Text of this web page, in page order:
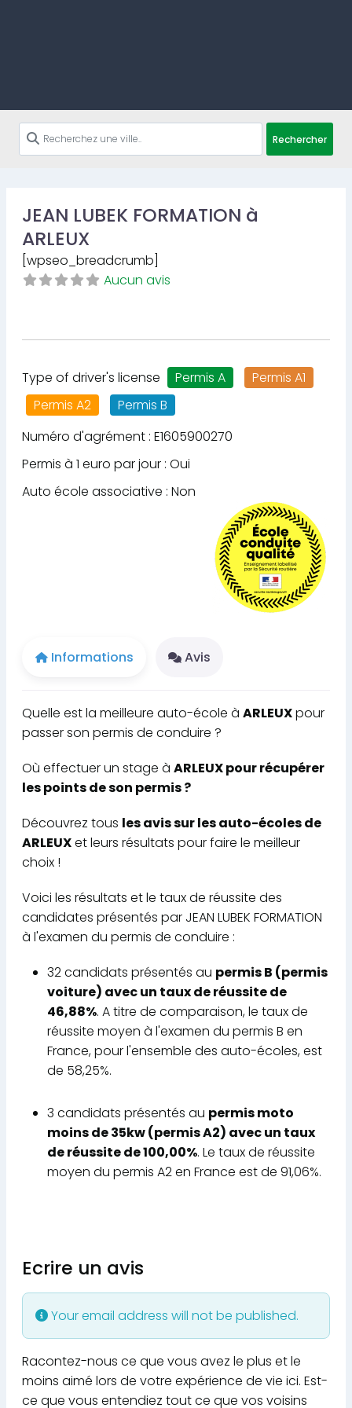
Rechercher
JEAN LUBEK FORMATION à
ARLEUX
[wpseo_breadcrumb]
Aucun avis
Type of driver's license Permis A
Permis A1
Permis A2
Permis B
Numéro d'agrément : E1605900270
Permis à 1 euro par jour : Oui
Auto école associative : Non
Informations Avis
Quelle est la meilleure auto-école à ARLEUXpour
passer son permis de conduire ?
Où effectuer un stage à ARLEUX pour récupérer
les points de son permis ?
Découvrez tous les avis sur les auto-écoles de
ARLEUXet leurs résultats pour faire le meilleur
choix !
Voici les résultats et le taux de réussite des
candidates présentés par JEAN LUBEK FORMATION
à l'examen du permis de conduire :
32 candidats présentés au permis B (permis
voiture) avec un taux de réussite de
46,88%. A titre de comparaison, le taux de
réussite moyen à l'examen du permis B en
France, pour l'ensemble des auto-écoles, est
de 58,25%.
3 candidats présentés au permis moto
moins de 35kw (permis A2) avec un taux
de réussite de 100,00%. Le taux de réussite
moyen du permis A2 en France est de 91,06%.
Ecrire un avis
Your email address will not be published.
Racontez-nous ce que vous avez le plus et le
moins aimé lors de votre expérience de vie ici. Est-
ce que vous entendiez tout ce que vos voisins